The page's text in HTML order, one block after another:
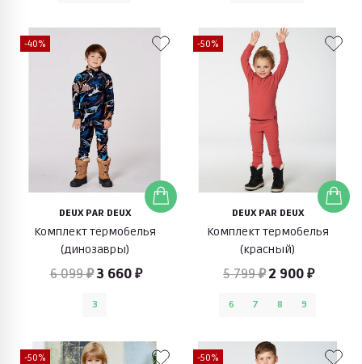
-40%
DEUX PAR DEUX
Комплект термобелья
(динозавры)
6 099 ₽3 660 ₽
3
-50%
DEUX PAR DEUX
Комплект термобелья
(красный)
5 799 ₽ 2 900 ₽
6 7 8 9
-50% -50%